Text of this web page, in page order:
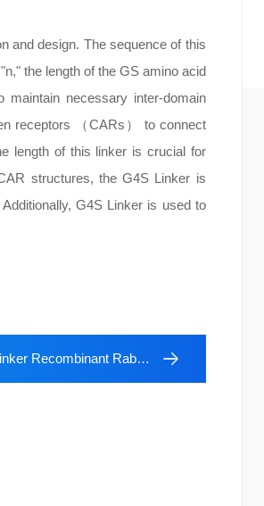
and design. The sequence of this
the length of the GS amino acid
necessary inter-domain
receptors （CARs） to connect
length of this linker is crucial for
structures, the G4S Linker is
G4S Linker is used to
Rabbit mAb (Pacific blue Conjugate) (S-711-23)